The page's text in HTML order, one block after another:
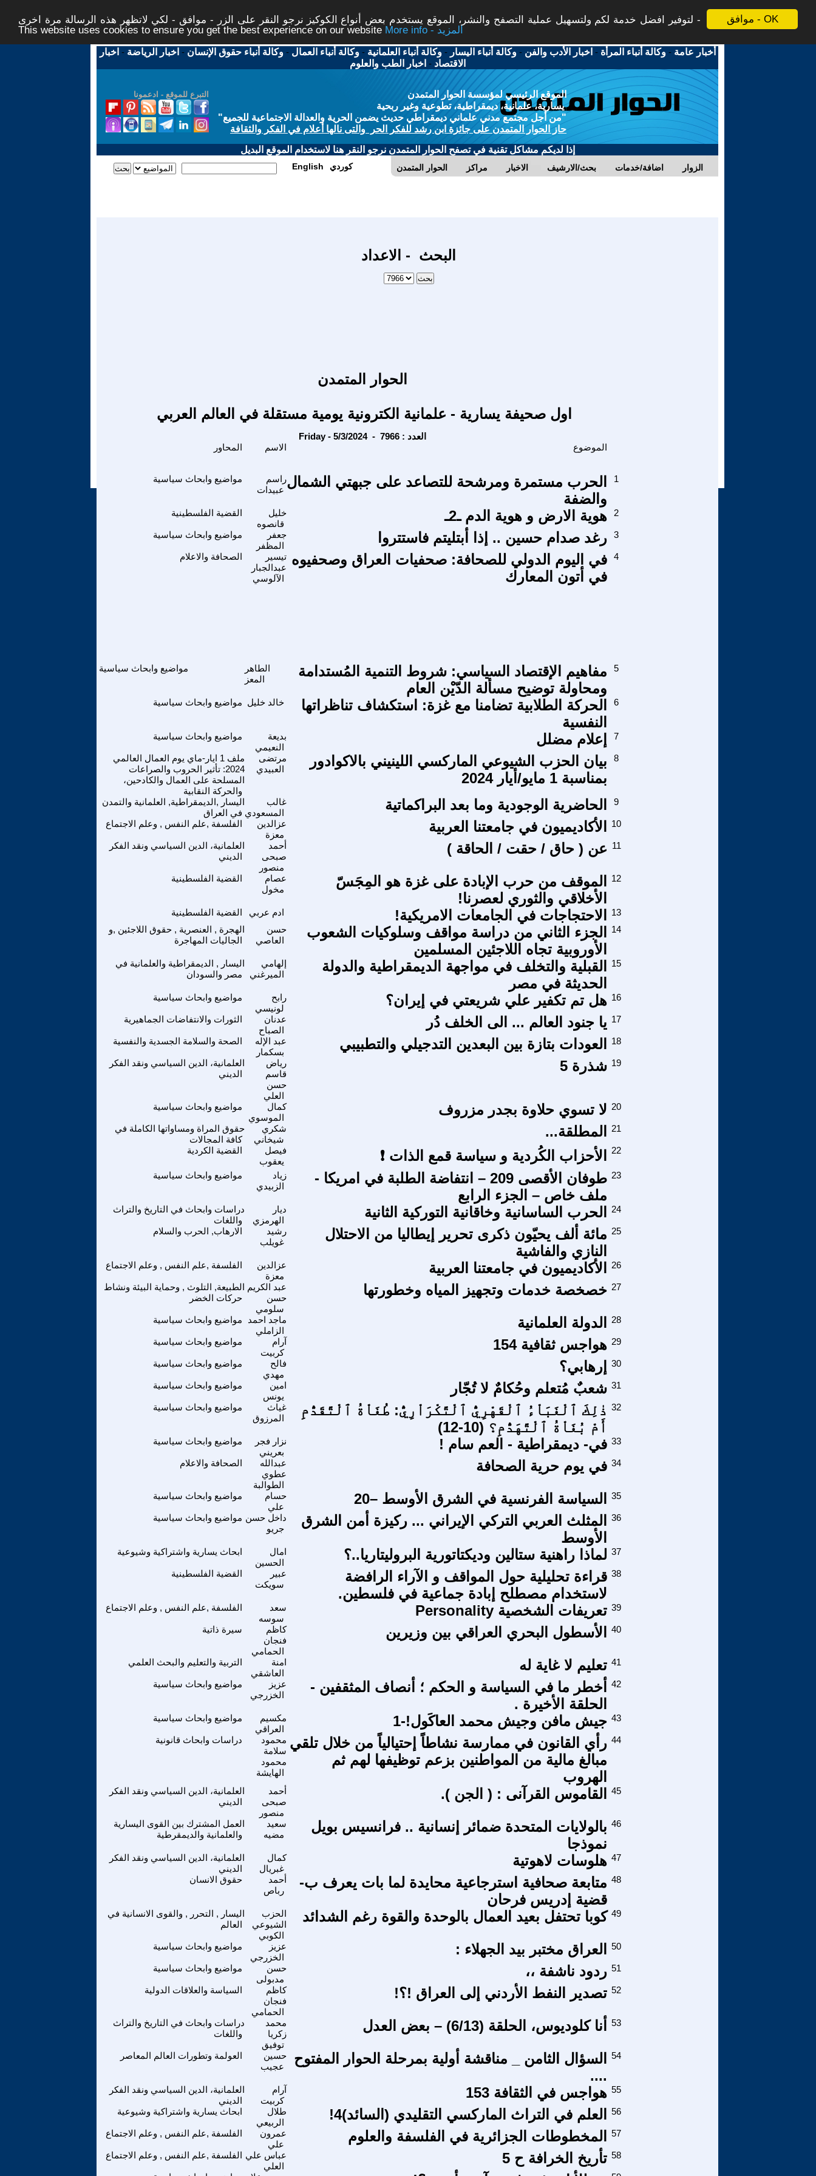
موافق - OK
لتوفير افضل خدمة لكم ولتسهيل عملية التصفح والنشر، الموقع يستخدم بعض أنواع الكوكيز نرجو النقر على الزر - موافق - لكي لاتظهر هذه الرسالة مرة اخرى -
This website uses cookies to ensure you get the best experience on our website
More info - المزيد
أخبار عامة -وكالة أنباء المرأة - اخبار الأدب والفن -وكالة أنباء اليسار -وكالة أنباء العلمانية -وكالة أنباء العمال -وكالة أنباء حقوق الإنسان - اخبار الرياضة - اخبار
الاقتصاد - اخبار الطب والعلوم
التبرع للموقع - ادعمونا
الموقع الرئيسي لمؤسسة الحوار المتمدن
يسارية، علمانية، ديمقراطية، تطوعية وغير ربحية
"من أجل مجتمع مدني علماني ديمقراطي حديث يضمن الحرية والعدالة الاجتماعية للجميع"
حاز الحوار المتمدن على جائزة ابن رشد للفكر الحر والتى نالها أعلام في الفكر والثقافة
إذا لديكم مشاكل تقنية في تصفح الحوار المتمدن نرجو النقر هنا لاستخدام الموقع البديل
الحوار المتمدن مراكز الاخبار بحث/الارشيف اضافة/خدمات الزوار English كوردي
البحث - الاعداد
الحوار المتمدن
اول صحيفة يسارية - علمانية الكترونية يومية مستقلة في العالم العربي
Friday - 5/3/2024 - العدد : 7966
الاسم الموضوع
مواضيع وابحاث سياسية
راسم
عبيدات الحرب مستمرة ومرشحة للتصاعد على جبهتي الشمال
والضفة
1
القضية الفلسطينية
خليل
قانصوه
هوية الارض و هوية الدم ـ2ـ 2
مواضيع وابحاث سياسية
جعفر
المظفر
رغد صدام حسين .. إذا أبتليتم فاستتروا 3
الصحافة والاعلام
تيسير
عبدالجبار
الآلوسي
في اليوم الدولي للصحافة: صحفيات العراق وصحفيوه
في أتون المعارك
4
مواضيع وابحاث سياسية
الطاهر
المعز
مفاهيم الإقتصاد السياسي: شروط التنمية المُستدامة
ومحاولة توضيح مسألة الدّيْن العام
5
مواضيع وابحاث سياسية خالد خليل
الحركة الطلابية تضامنا مع غزة: استكشاف تناظراتها
النفسية
6
مواضيع وابحاث سياسية
بديعة
النعيمي
إعلام مضلل 7
ملف 1 ايار-ماي يوم العمال العالمي
2024: تأثير الحروب والصراعات
المسلحة على العمال والكادحين،
والحركة النقابية
مرتضى
العبيدي
بيان الحزب الشيوعي الماركسي اللينيني بالاكوادور
بمناسبة 1 مايو/أيار 2024
8
اليسار ,الديمقراطية, العلمانية والتمدن
في العراق
غالب
المسعودي
الحاضرية الوجودية وما بعد البراكماتية 9
الفلسفة ,علم النفس , وعلم الاجتماع
عزالدين
معزة
الأكاديميون في جامعتنا العربية 10
العلمانية، الدين السياسي ونقد الفكر
الديني
أحمد
صبحى
منصور
عن ( حاق / حقت / الحاقة ) 11
القضية الفلسطينية
عصام
مخول
الموقف من حرب الإبادة على غزة هو المِجَسّ
الأخلاقي والثوري لعصرنا!
12
القضية الفلسطينية ادم عربي الاحتجاجات في الجامعات الامريكية!
13
الهجرة , العنصرية , حقوق اللاجئين ,و
الجاليات المهاجرة
حسن
العاصي
الجزء الثاني من دراسة مواقف وسلوكيات الشعوب
الأوروبية تجاه اللاجئين المسلمين
14
اليسار , الديمقراطية والعلمانية في
مصر والسودان
إلهامي
الميرغني
القبلية والتخلف في مواجهة الديمقراطية والدولة
الحديثة في مصر
15
مواضيع وابحاث سياسية
رابح
لونيسي
هل تم تكفير علي شريعتي في إيران؟ 16
الثورات والانتفاضات الجماهيرية
عدنان
الصباح
يا جنود العالم ... الى الخلف دُر 17
الصحة والسلامة الجسدية والنفسية
عبد الإله
بسكمار
العودات بتازة بين البعدين التدجيلي والتطبيبي 18
العلمانية، الدين السياسي ونقد الفكر
الديني
رياض
قاسم
حسن
العلي
شذرة 5 19
مواضيع وابحاث سياسية
كمال
الموسوي
لا تسوي حلاوة بجدر مزروف 20
حقوق المراة ومساواتها الكاملة في
كافة المجالات
شكري
شيخاني
المطلقة... 21
القضية الكردية
فيصل
يعقوب
الأحزاب الكُردية و سياسة قمع الذات ❗ 22
مواضيع وابحاث سياسية
زياد
الزبيدي
طوفان الأقصى 209 – انتفاضة الطلبة في امريكا -
ملف خاص – الجزء الرابع
23
دراسات وابحاث في التاريخ والتراث
واللغات
ديار
الهرمزي
الحرب الساسانية وخاقانية التوركية الثانية 24
الارهاب, الحرب والسلام
رشيد
غويلب
مائة ألف يحيّون ذكرى تحرير إيطاليا من الاحتلال
النازي والفاشية
25
الفلسفة ,علم النفس , وعلم الاجتماع
عزالدين
معزة
الأكاديميون في جامعتنا العربية 26
الطبيعة, التلوث , وحماية البيئة ونشاط
حركات الخضر
عبد الكريم
حسن
سلومي
خصخصة خدمات وتجهيز المياه وخطورتها 27
مواضيع وابحاث سياسية
ماجد احمد
الزاملي
الدولة العلمانية 28
مواضيع وابحاث سياسية
آرام
كربيت
هواجس ثقافية 154 29
مواضيع وابحاث سياسية
فالح
مهدي
إرهابي؟ 30
مواضيع وابحاث سياسية
امين
يونس
شعبٌ مُتعلم وحُكامٌ لا تُجّار 31
مواضيع وابحاث سياسية
غياث
المرزوق
ذٰلِكَ ٱلْغَبَاْءُ ٱلْقَهْرِيُّ ٱلْتَّكْرَاْرِيُّ: طُغَاْةُ ٱلْتَّقَدُّمِ
أَمْ بُغَاْةُ ٱلْتَّهَدُّمِ؟ (10-12)
32
مواضيع وابحاث سياسية
نزار فجر
بعريني
في- ديمقراطية - العم سام ! 33
الصحافة والاعلام
عبدالله
عطوي
الطوالبة
في يوم حرية الصحافة 34
مواضيع وابحاث سياسية
حسام
علي
السياسة الفرنسية في الشرق الأوسط –20 35
مواضيع وابحاث سياسية داخل حسن
جريو
المثلث العربي التركي الإيراني ... ركيزة أمن الشرق
الأوسط
36
ابحاث يسارية واشتراكية وشيوعية
امال
الحسين
لماذا راهنية ستالين وديكتاتورية البروليتاريا..؟ 37
القضية الفلسطينية
عبير
سويكت
قراءة تحليلية حول المواقف و الآراء الرافضة
لاستخدام مصطلح إبادة جماعية في فلسطين.
38
الفلسفة ,علم النفس , وعلم الاجتماع
سعد
سوسه
تعريفات الشخصية Personality 39
سيرة ذاتية
كاظم
فنجان
الحمامي
الأسطول البحري العراقي بين وزيرين 40
التربية والتعليم والبحث العلمي
امنة
العاشقي
تعليم لا غاية له 41
مواضيع وابحاث سياسية
عزيز
الخزرجي
أخطر ما في السياسة و الحكم ؛ أنصاف المثقفين -
الحلقة الأخيرة .
42
مواضيع وابحاث سياسية
مكسيم
العراقي
جيش مافن وجيش محمد العاكَول!-1 43
دراسات وابحاث قانونية
محمود
سلامة
محمود
الهايشة
رأي القانون في ممارسة نشاطاً إحتيالياً من خلال تلقي
مبالغ مالية من المواطنين بزعم توظيفها لهم ثم
الهروب
44
العلمانية، الدين السياسي ونقد الفكر
الديني
أحمد
صبحى
منصور
القاموس القرآنى : ( الجن ). 45
العمل المشترك بين القوى اليسارية
والعلمانية والديمقرطية
سعيد
مضيه
بالولايات المتحدة ضمائر إنسانية .. فرانسيس بويل
نموذجا
46
العلمانية، الدين السياسي ونقد الفكر
الديني
كمال
غبريال
هلوسات لاهوتية 47
حقوق الانسان
أحمد
رباص
متابعة صحافية استرجاعية محايدة لما بات يعرف ب-
قضية إدريس فرحان
48
اليسار , التحرر , والقوى الانسانية في
العالم
الحزب
الشيوعي
الكوبي
كوبا تحتفل بعيد العمال بالوحدة والقوة رغم الشدائد 49
مواضيع وابحاث سياسية
عزيز
الخزرجي
العراق مختبر بيد الجهلاء : 50
مواضيع وابحاث سياسية
حسن
مدبولى
ردود ناشفة ،، 51
السياسة والعلاقات الدولية
كاظم
فنجان
الحمامي
تصدير النفط الأردني إلى العراق !؟! 52
دراسات وابحاث في التاريخ والتراث
واللغات
محمد
زكريا
توفيق
أنا كلوديوس، الحلقة (6/13) – بعض العدل 53
العولمة وتطورات العالم المعاصر
حسين
عجيب
السؤال الثامن _ مناقشة أولية بمرحلة الحوار المفتوح
....
54
العلمانية، الدين السياسي ونقد الفكر
الديني
آرام
كربيت
هواجس في الثقافة 153 55
ابحاث يسارية واشتراكية وشيوعية
طلال
الربيعي
العلم في التراث الماركسي التقليدي (السائد)4! 56
الفلسفة ,علم النفس , وعلم الاجتماع
عمرون
علي
المخطوطات الجزائرية في الفلسفة والعلوم 57
الفلسفة ,علم النفس , وعلم الاجتماع عباس علي
العلي
تأريخ الخرافة ح 5 58